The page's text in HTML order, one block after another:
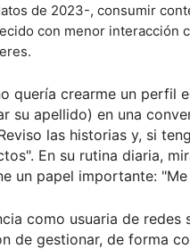
de 2023-, consumir
con menor interacción
quería crearme un perfil
su apellido) en una
las historias y, si
En su rutina diaria,
un papel importante:
como usuaria de
de gestionar, de forma